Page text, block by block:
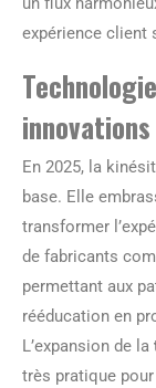
expérience client
En 2025, la
base. Elle
transformer
de fabricants
permettant aux
rééducation en
L’expansion de la
très pratique